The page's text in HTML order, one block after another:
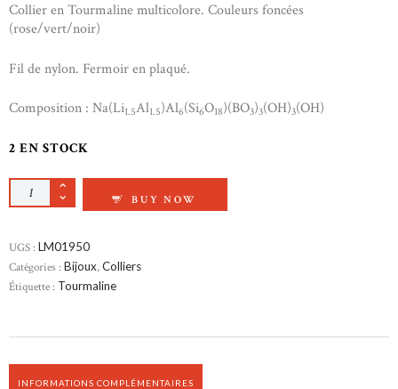
Collier en Tourmaline multicolore. Couleurs foncées
(rose/vert/noir)
Fil de nylon. Fermoir en plaqué.
Composition : Na(Li1.5Al1.5)Al6(Si6O18)(BO3)3(OH)3(OH)
2 EN STOCK
QUANTITÉ DE COLLIER TOURMALINE
BUY NOW
UGS : LM01950
Catégories : Bijoux,Colliers
Étiquette : Tourmaline
INFORMATIONS COMPLÉMENTAIRES